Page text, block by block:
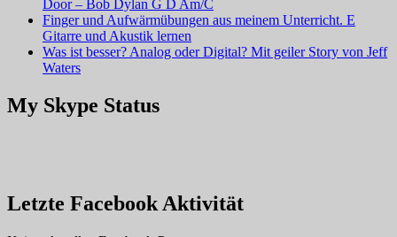
Door – Bob Dylan G D Am/C
Finger und Aufwärmübungen aus meinem Unterricht. E
Gitarre und Akustik lernen
Was ist besser? Analog oder Digital? Mit geiler Story von Jeff
Waters
My Skype Status
Letzte Facebook Aktivität